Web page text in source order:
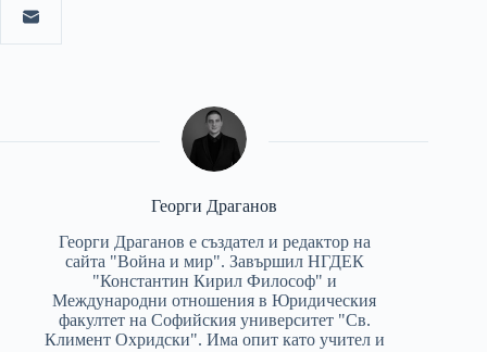
Георги Драганов
Георги Драганов е създател и редактор на
сайта "Война и мир". Завършил НГДЕК
"Константин Кирил Философ" и
Международни отношения в Юридическия
факултет на Софийския университет "Св.
Климент Охридски". Има опит като учител и